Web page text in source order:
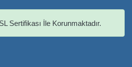
Sertifikası İle Korunmaktadır.